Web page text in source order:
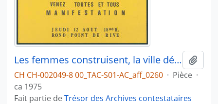
Les femmes construisent, la ville détruit
CH CH-002049-8 00_TAC-S01-AC_aff_0260 · Pièce ·
ca 1975
Fait partie deTrésor des Archives contestataires